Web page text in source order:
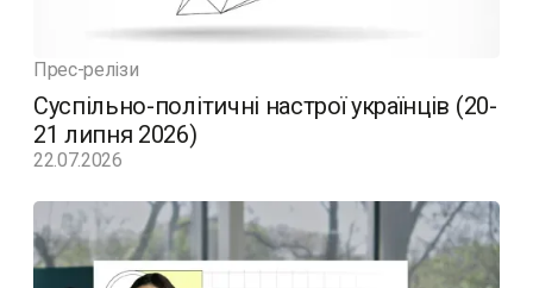
Прес-релізи
Суспільно-політичні настрої українців (20-
21 липня 2026)
22.07.2026